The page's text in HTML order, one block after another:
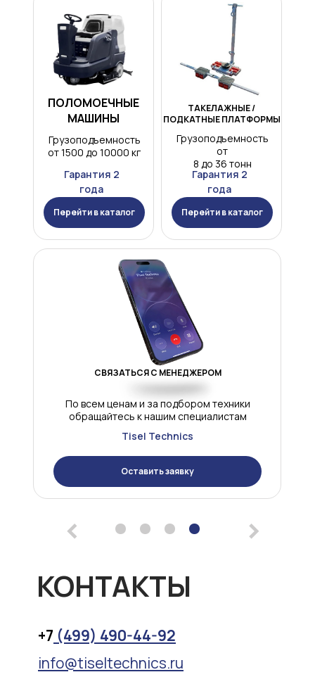
ПОЛОМОЕЧНЫЕ
МАШИНЫ
Перейти в каталог
Гарантия 2
года
Грузоподъемность
от 1500 до 10000 кг
ТАКЕЛАЖНЫЕ /
ПОДКАТНЫЕ ПЛАТФОРМЫ
Перейти в каталог
Гарантия 2
года
Грузоподъемность
от
8 до 36 тонн
СВЯЗАТЬСЯ С МЕНЕДЖЕРОМ
Tisel Technics
По всем ценам и за подбором техники
обращайтесь к нашим специалистам
< >
Оставить заявку
info@tiseltechnics.ru
+7 (499) 490-44-92
КОНТАКТЫ